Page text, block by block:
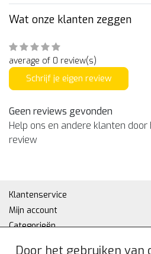
Wat onze klanten zeggen
average of 0 review(s)
Schrijf je eigen review
Geen reviews gevonden
Help ons en andere klanten
review
Klantenservice
Mijn account
Categorieën